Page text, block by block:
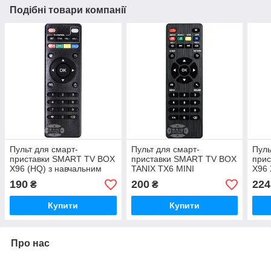
Подібні товари компанії
Пульт для смарт-
приставки SMART TV BOX
X96 (HQ) з навчальним
блоком
190 ₴
Купити
Пульт для смарт-
приставки SMART TV BOX
TANIX TX6 MINI
200₴
Купити
X96
224
Про нас